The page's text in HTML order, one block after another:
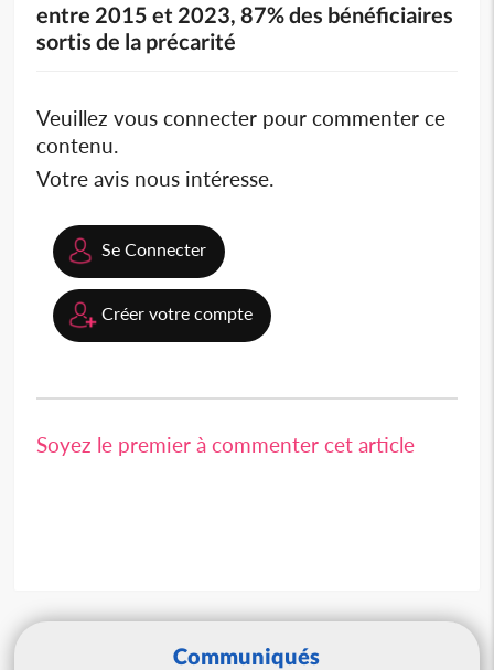
entre 2015 et 2023, 87% des bénéficiaires
sortis de la précarité
Veuillez vous connecter pour commenter ce
contenu.
Votre avis nous intéresse.
Se Connecter
Créer votre compte
Soyez le premier à commenter cet article
Communiqués